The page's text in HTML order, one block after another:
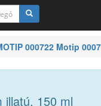
000722 Motip
illatú, 150 ml